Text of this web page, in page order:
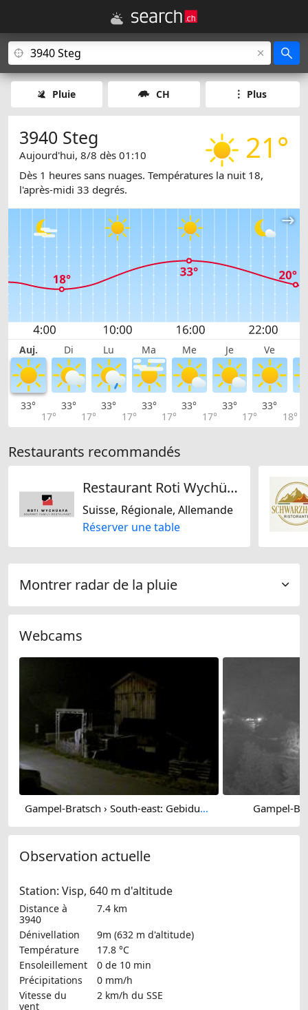
Pluie CH Plus
21°
3940 Steg
Aujourd'hui, 8/8 dès 01:10
Dès 1 heures sans nuages. Températures la nuit 18,
l'après-midi 33 degrés.
Auj. Di Lu Ma Me Je Ve
33°
17°
33°
17°
33°
17°
33°
17°
33°
17°
33°
17°
33°
18°
Restaurants recommandés
Restaurant Roti Wychüafa
Suisse, Régionale, Allemande
Réserver une table
Montrer radar de la pluie
Webcams
Gampel-Bratsch › South-east: Gebidum - Glishorn - Monte Leone Gampel-
Observation actuelle
Station: Visp, 640 m d'altitude
Distance à
3940
7.4 km
Dénivellation
9m (632 m d'altitude)
Température
17.8 °C
Ensoleillement
0 de 10 min
Précipitations
0 mm/h
Vitesse du
vent
2 km/h du SSE